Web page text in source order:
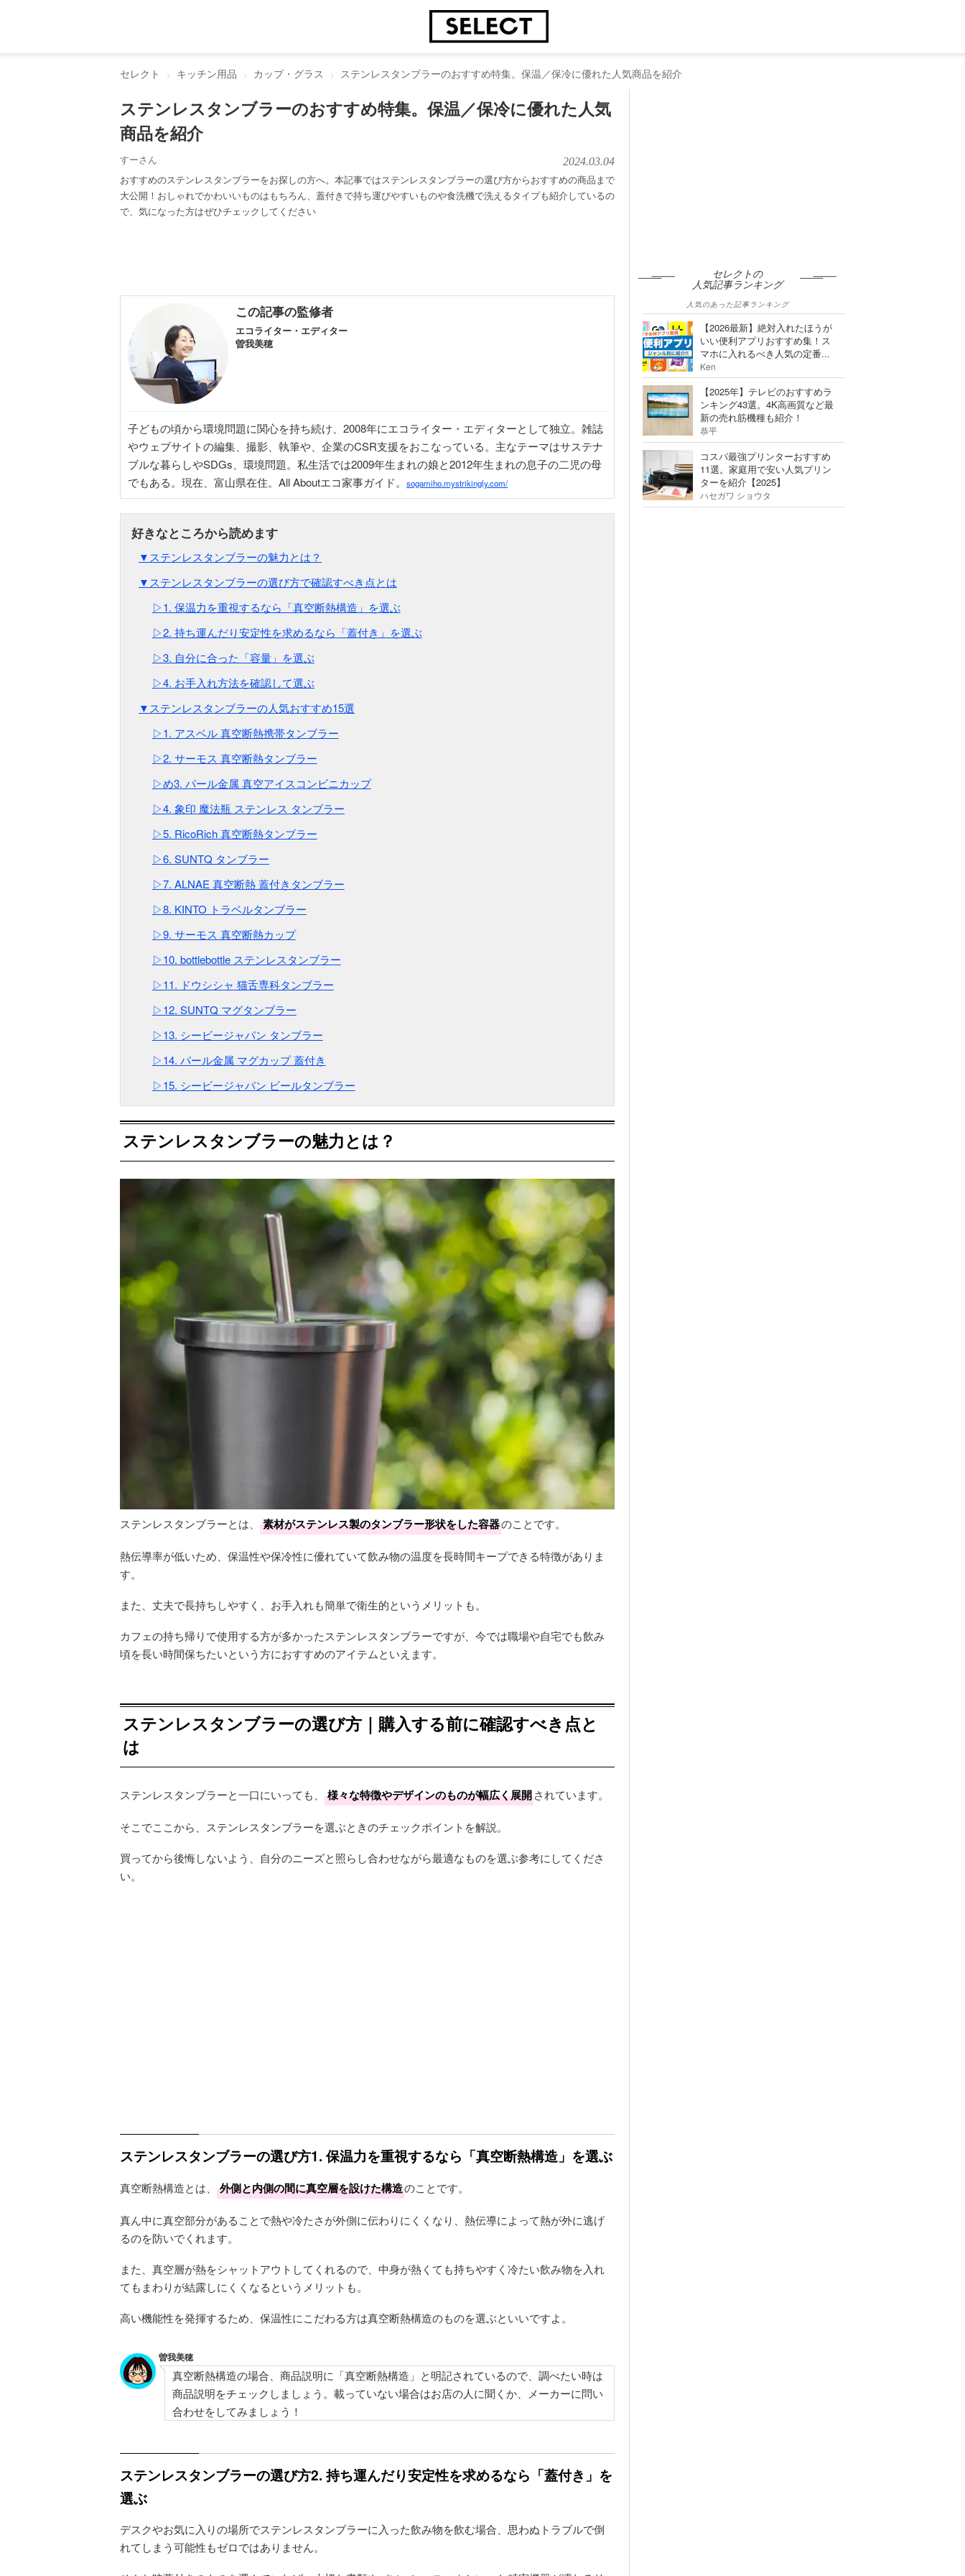
セレクト キッチン用品 カップ・グラス ステンレスタンブラーのおすすめ特集。保温／保冷に優れた人気商品を紹介
ステンレスタンブラーのおすすめ特集。保温／保冷に優れた人気
商品を紹介
すーさん 2024.03.04
おすすめのステンレスタンブラーをお探しの方へ。本記事ではステンレスタンブラーの選び方からおすすめの商品まで
大公開！おしゃれでかわいいものはもちろん、蓋付きで持ち運びやすいものや食洗機で洗えるタイプも紹介しているの
で、気になった方はぜひチェックしてください
この記事の監修者
エコライター・エディター
曽我美穂
子どもの頃から環境問題に関心を持ち続け、2008年にエコライター・エディターとして独立。雑誌
やウェブサイトの編集、撮影、執筆や、企業のCSR支援をおこなっている。主なテーマはサステナ
ブルな暮らしやSDGs、環境問題。私生活では2009年生まれの娘と2012年生まれの息子の二児の母
でもある。現在、富山県在住。All Aboutエコ家事ガイド。
sogamiho.mystrikingly.com/
▼ステンレスタンブラーの魅力とは？
▼ステンレスタンブラーの選び方で確認すべき点とは
▷1. 保温力を重視するなら「真空断熱構造」を選ぶ
▷2. 持ち運んだり安定性を求めるなら「蓋付き」を選ぶ
▷3. 自分に合った「容量」を選ぶ
▷4. お手入れ方法を確認して選ぶ
▼ステンレスタンブラーの人気おすすめ15選
▷1. アスベル 真空断熱携帯タンブラー
▷2. サーモス 真空断熱タンブラー
▷め3. パール金属 真空アイスコンビニカップ
▷4. 象印 魔法瓶 ステンレス タンブラー
▷5. RicoRich 真空断熱タンブラー
▷6. SUNTQ タンブラー
▷7. ALNAE 真空断熱 蓋付きタンブラー
▷8. KINTO トラベルタンブラー
▷9. サーモス 真空断熱カップ
▷10. bottlebottle ステンレスタンブラー
▷11. ドウシシャ 猫舌専科タンブラー
▷12. SUNTQ マグタンブラー
▷13. シービージャパン タンブラー
▷14. パール金属 マグカップ 蓋付き
▷15. シービージャパン ビールタンブラー
ステンレスタンブラーの魅力とは？
ステンレスタンブラーとは、 素材がステンレス製のタンブラー形状をした容器のことです。
熱伝導率が低いため、保温性や保冷性に優れていて飲み物の温度を長時間キープできる特徴がありま
す。
また、丈夫で長持ちしやすく、お手入れも簡単で衛生的というメリットも。
カフェの持ち帰りで使用する方が多かったステンレスタンブラーですが、今では職場や自宅でも飲み
頃を長い時間保ちたいという方におすすめのアイテムといえます。
ステンレスタンブラーの選び方｜購入する前に確認すべき点と
は
ステンレスタンブラーと一口にいっても、 様々な特徴やデザインのものが幅広く展開されています。
そこでここから、ステンレスタンブラーを選ぶときのチェックポイントを解説。
買ってから後悔しないよう、自分のニーズと照らし合わせながら最適なものを選ぶ参考にしてくださ
い。
ステンレスタンブラーの選び方1. 保温力を重視するなら「真空断熱構造」を選ぶ
真空断熱構造とは、 外側と内側の間に真空層を設けた構造のことです。
真ん中に真空部分があることで熱や冷たさが外側に伝わりにくくなり、熱伝導によって熱が外に逃げ
るのを防いでくれます。
また、真空層が熱をシャットアウトしてくれるので、中身が熱くても持ちやすく冷たい飲み物を入れ
てもまわりが結露しにくくなるというメリットも。
高い機能性を発揮するため、保温性にこだわる方は真空断熱構造のものを選ぶといいですよ。
曽我美穂
真空断熱構造の場合、商品説明に「真空断熱構造」と明記されているので、調べたい時は
商品説明をチェックしましょう。載っていない場合はお店の人に聞くか、メーカーに問い
合わせをしてみましょう！
ステンレスタンブラーの選び方2. 持ち運んだり安定性を求めるなら「蓋付き」を
選ぶ
デスクやお気に入りの場所でステンレスタンブラーに入った飲み物を飲む場合、思わぬトラブルで倒
れてしまう可能性もゼロではありません。
セレクトの
人気記事ランキング
人気のあった記事ランキング
【2026最新】絶対入れたほうが
いい便利アプリおすすめ集！ス
マホに入れるべき人気の定番...
Ken
【2025年】テレビのおすすめラ
ンキング43選。4K高画質など最
新の売れ筋機種も紹介！
恭平
コスパ最強プリンターおすすめ
11選。家庭用で安い人気プリン
ターを紹介【2025】
ハセガワ ショウタ